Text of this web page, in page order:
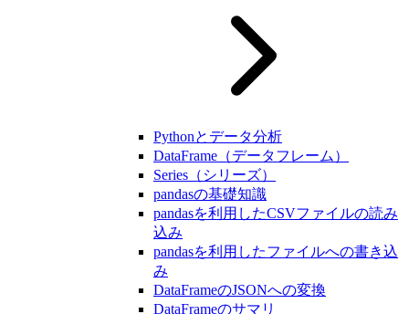
Pythonとデータ分析
DataFrame（データフレーム）
Series（シリーズ）
pandasの基礎知識
pandasを利用したCSVファイルの読み
込み
pandasを利用したファイルへの書き込
み
DataFrameのJSONへの変換
DataFrameのサマリ